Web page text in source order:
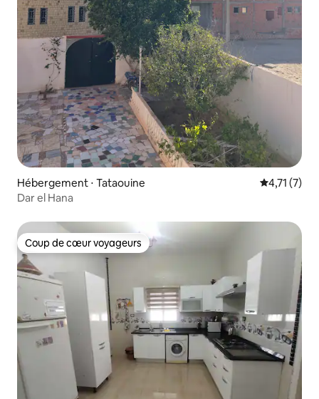
Hébergement ⋅ Tataouine Évaluation
4,71 (7)
Dar el Hana
Coup de cœur voyageurs
Coup de cœur voyageurs